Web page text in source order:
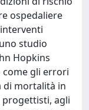
ospedaliere
studio
Hopkins
come gli errori
di mortalità in
progettisti, agli